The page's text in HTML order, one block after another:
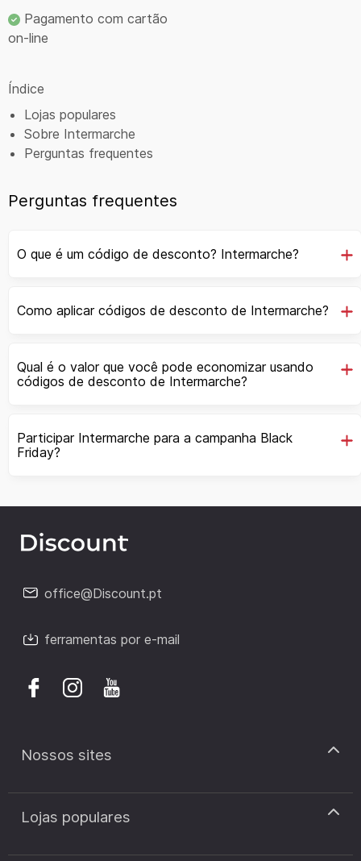
Pagamento com cartão
on-line
Índice
Lojas populares
Sobre Intermarche
Perguntas frequentes
Perguntas frequentes
O que é um código de desconto? Intermarche?
Como aplicar códigos de desconto de Intermarche?
Qual é o valor que você pode economizar usando
códigos de desconto de Intermarche?
Participar Intermarche para a campanha Black
Friday?
office@Discount.pt
ferramentas por e-mail
Nossos sites
discount.pt
discount.sk
Lojas populares
Cupão de desconto Zooplus